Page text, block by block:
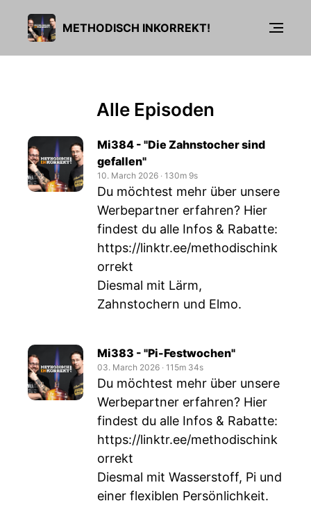
METHODISCH INKORREKT!
Alle Episoden
Mi384 - "Die Zahnstocher sind
gefallen"
10. March 2026 ‧ 130m 9s
Du möchtest mehr über unsere
Werbepartner erfahren? Hier
findest du alle Infos & Rabatte:
https://linktr.ee/methodischink
orrekt
Diesmal mit Lärm,
Zahnstochern und Elmo.
Mi383 - "Pi-Festwochen"
03. March 2026 ‧ 115m 34s
Du möchtest mehr über unsere
Werbepartner erfahren? Hier
findest du alle Infos & Rabatte:
https://linktr.ee/methodischink
orrekt
Diesmal mit Wasserstoff, Pi und
einer flexiblen Persönlichkeit.